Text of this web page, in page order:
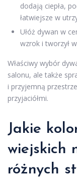
dodają ciepła,
łatwiejsze w
Ułóż dywan w
wzrok i tworzył
Właściwy wybór
salonu, ale także
i przyjemną
przyjaciółmi.
Jakie
wiejskich
różnych